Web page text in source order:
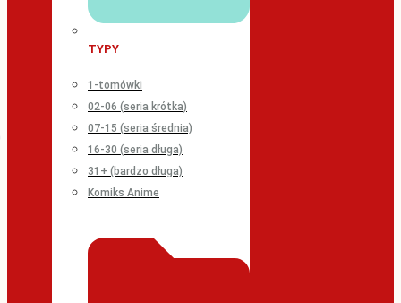
TYPY
1-tomówki
02-06 (seria krótka)
07-15 (seria średnia)
16-30 (seria długa)
31+ (bardzo długa)
Komiks Anime